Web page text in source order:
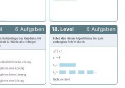
6 Aufgaben 18. Level 6 Aufgaben